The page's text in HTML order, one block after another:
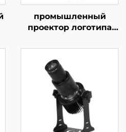
промышленный
проектор логотипа
вращающийся, IP67,
водонепроницаемый,
с лампой Gobo для
обеспечения
безопасности на
заводе и
предупреждения на
пешеходных